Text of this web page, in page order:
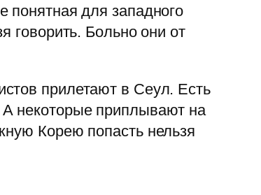
для западного
говорить. Больно они от
прилетают в Сеул. Есть
некоторые приплывают на
Корею попасть нельзя